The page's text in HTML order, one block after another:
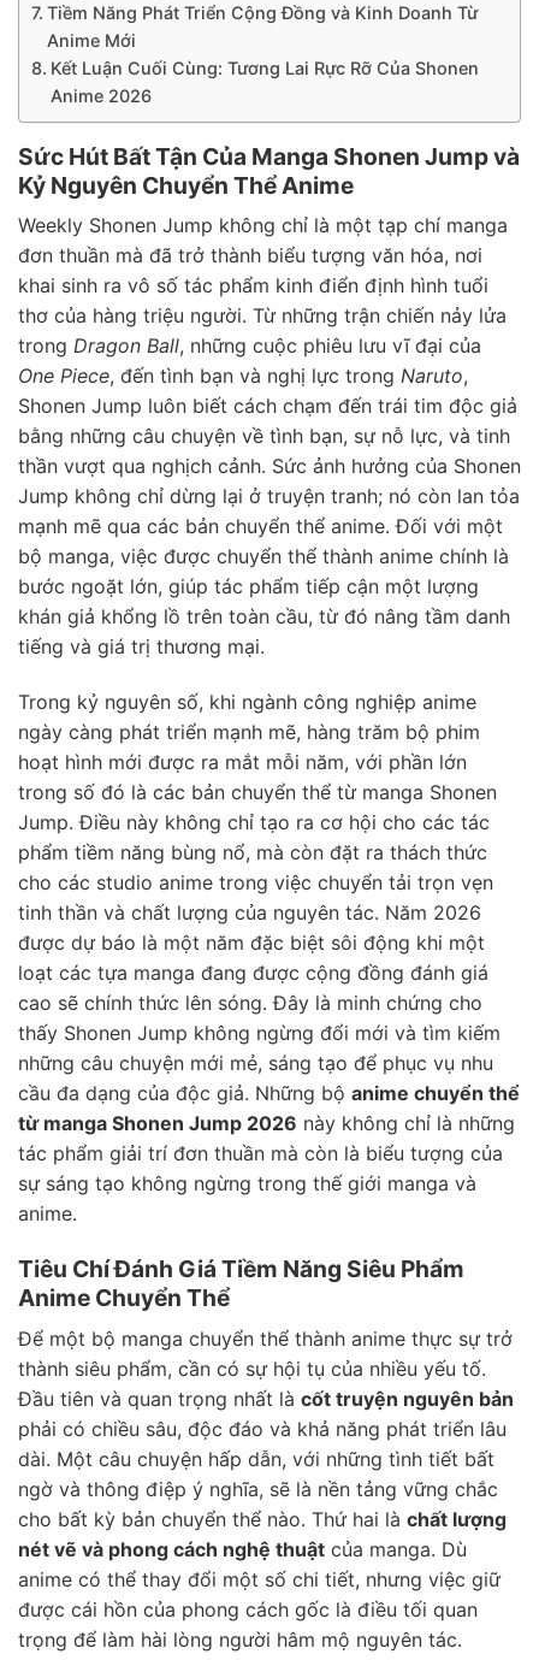
Tiềm Năng Phát Triển Cộng Đồng và Kinh Doanh Từ
Anime Mới
Kết Luận Cuối Cùng: Tương Lai Rực Rỡ Của Shonen
Anime 2026
Sức Hút Bất Tận Của Manga Shonen Jump và
Kỷ Nguyên Chuyển Thể Anime
Weekly Shonen Jump không chỉ là một tạp chí manga
đơn thuần mà đã trở thành biểu tượng văn hóa, nơi
khai sinh ra vô số tác phẩm kinh điển định hình tuổi
thơ của hàng triệu người. Từ những trận chiến nảy lửa
trong Dragon Ball, những cuộc phiêu lưu vĩ đại của
One Piece, đến tình bạn và nghị lực trong Naruto,
Shonen Jump luôn biết cách chạm đến trái tim độc giả
bằng những câu chuyện về tình bạn, sự nỗ lực, và tinh
thần vượt qua nghịch cảnh. Sức ảnh hưởng của Shonen
Jump không chỉ dừng lại ở truyện tranh; nó còn lan tỏa
mạnh mẽ qua các bản chuyển thể anime. Đối với một
bộ manga, việc được chuyển thể thành anime chính là
bước ngoặt lớn, giúp tác phẩm tiếp cận một lượng
khán giả khổng lồ trên toàn cầu, từ đó nâng tầm danh
tiếng và giá trị thương mại.
Trong kỷ nguyên số, khi ngành công nghiệp anime
ngày càng phát triển mạnh mẽ, hàng trăm bộ phim
hoạt hình mới được ra mắt mỗi năm, với phần lớn
trong số đó là các bản chuyển thể từ manga Shonen
Jump. Điều này không chỉ tạo ra cơ hội cho các tác
phẩm tiềm năng bùng nổ, mà còn đặt ra thách thức
cho các studio anime trong việc chuyển tải trọn vẹn
tinh thần và chất lượng của nguyên tác. Năm 2026
được dự báo là một năm đặc biệt sôi động khi một
loạt các tựa manga đang được cộng đồng đánh giá
cao sẽ chính thức lên sóng. Đây là minh chứng cho
thấy Shonen Jump không ngừng đổi mới và tìm kiếm
những câu chuyện mới mẻ, sáng tạo để phục vụ nhu
cầu đa dạng của độc giả. Những bộ anime chuyển thể
từ manga Shonen Jump 2026 này không chỉ là những
tác phẩm giải trí đơn thuần mà còn là biểu tượng của
sự sáng tạo không ngừng trong thế giới manga và
anime.
Tiêu Chí Đánh Giá Tiềm Năng Siêu Phẩm
Anime Chuyển Thể
Để một bộ manga chuyển thể thành anime thực sự trở
thành siêu phẩm, cần có sự hội tụ của nhiều yếu tố.
Đầu tiên và quan trọng nhất là cốt truyện nguyên bản
phải có chiều sâu, độc đáo và khả năng phát triển lâu
dài. Một câu chuyện hấp dẫn, với những tình tiết bất
ngờ và thông điệp ý nghĩa, sẽ là nền tảng vững chắc
cho bất kỳ bản chuyển thể nào. Thứ hai là chất lượng
nét vẽ và phong cách nghệ thuật của manga. Dù
anime có thể thay đổi một số chi tiết, nhưng việc giữ
được cái hồn của phong cách gốc là điều tối quan
trọng để làm hài lòng người hâm mộ nguyên tác.